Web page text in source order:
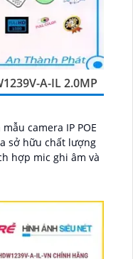
A-IL 2.0MP
camera IP POE
sở hữu chất lượng
hợp mic ghi âm và